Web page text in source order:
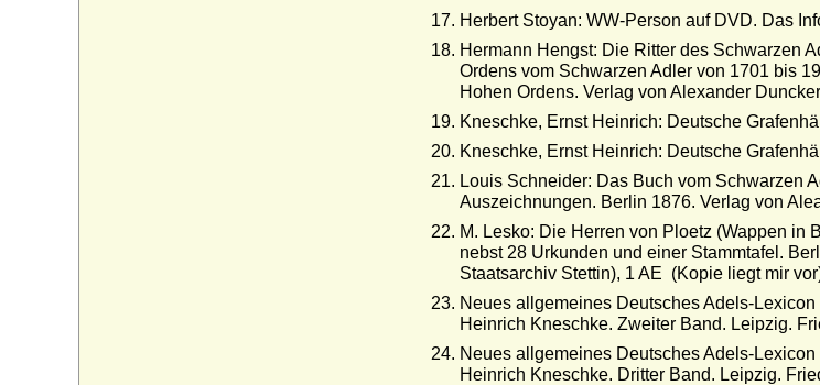
Herbert Stoyan: WW-Person auf DVD. Das
Hermann Hengst: Die Ritter des Schwarzen
Ordens vom Schwarzen Adler von 1701 bis
Hohen Ordens. Verlag von Alexander
Kneschke, Ernst Heinrich: Deutsche
Kneschke, Ernst Heinrich: Deutsche
Louis Schneider: Das Buch vom Schwarzen
Auszeichnungen. Berlin 1876. Verlag von
M. Lesko: Die Herren von Ploetz (Wappen in
nebst 28 Urkunden und einer Stammtafel.
Staatsarchiv Stettin), 1 AE (Kopie liegt mir
Neues allgemeines Deutsches Adels-
Heinrich Kneschke. Zweiter Band. Leipzig.
Neues allgemeines Deutsches Adels-
Heinrich Kneschke. Dritter Band. Leipzig.